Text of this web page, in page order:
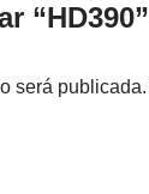
“HD390”
será publicada.